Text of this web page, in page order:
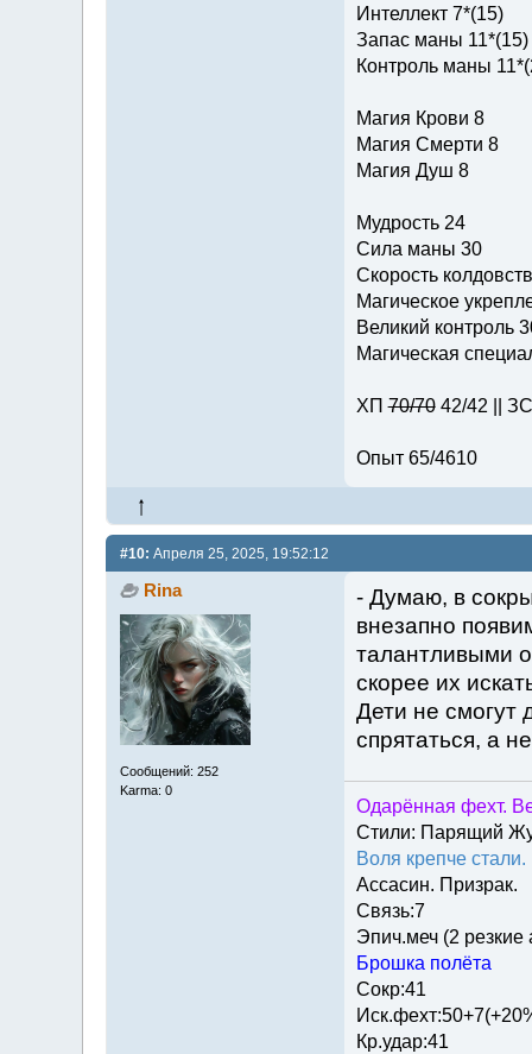
Интеллект 7*(15)
Запас маны 11*(15)
Контроль маны
Магия Крови 8
Магия Смерти 8
Магия Душ 8
Мудрость 24
Сила маны 30
Скорость
Магическое
Великий контроль
Магическая
ХП70/7042/42 ||
Опыт 65/4610
#10: Апреля 25, 2025, 19:52:12
Rina
Сообщений: 252
Karma: 0
- Думаю, в
внезапно
талантливыми
скорее их
Дети не смогут
спрятаться, а
Одарённая фехт.
Стили: Парящий
Воля крепче
Ассасин. Призрак.
Связь:7
Эпич.меч (2 резкие
Брошка полёта
Сокр:41
Кр.удар:41